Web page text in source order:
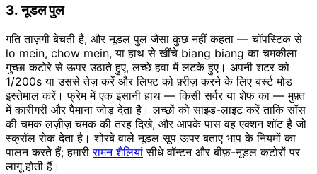
3. नूडल पुल
गति ताज़गी बेचती है, और नूडल पुल जैसा कुछ नहीं कहता — चॉपस्टिक से
lo mein, chow mein, या हाथ से खींचे biang biang का चमकीला
गुच्छा कटोरे से ऊपर उठाते हुए, लच्छे हवा में लटके हुए। अपनी शटर को
1/200s या उससे तेज़ करें और लिफ्ट को फ़्रीज़ करने के लिए बर्स्ट मोड
इस्तेमाल करें। फ्रेम में एक इंसानी हाथ — किसी सर्वर या शेफ का — मुफ़्त
में कारीगरी और पैमाना जोड़ देता है। लच्छों को साइड-लाइट करें ताकि सॉस
की चमक लज़ीज़ चमक की तरह दिखे, और आपके पास वह एक्शन शॉट है जो
स्क्रॉल रोक देता है। शोरबे वाले नूडल सूप ऊपर बताए भाप के नियमों का
पालन करते हैं; हमारीरामन शैलियां सीधे वॉन्टन और बीफ़-नूडल कटोरों पर
लागू होती हैं।